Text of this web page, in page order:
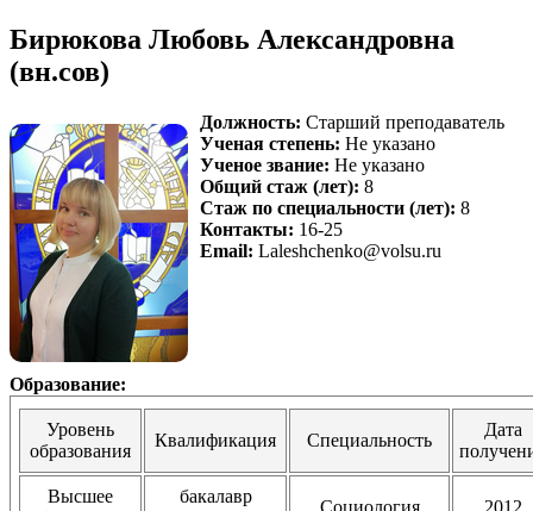
Бирюкова Любовь Александровна
(вн.сов)
Должность: Старший преподаватель
Ученая степень: Не указано
Ученое звание: Не указано
Общий стаж (лет): 8
Стаж по специальности (лет): 8
Контакты: 16-25
Email: Laleshchenko@volsu.ru
Образование:
Уровень
образования
Квалификация Специальность
Дата
Высшее
бакалавр
Социология 2012